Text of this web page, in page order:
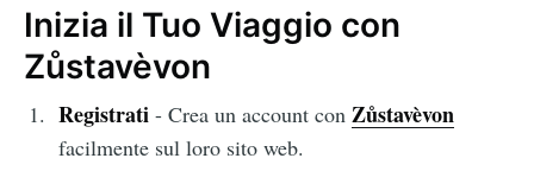
Inizia il Tuo Viaggio con
Zůstavèvon
Registrati- Crea un account con Zůstavèvon
facilmente sul loro sito web.